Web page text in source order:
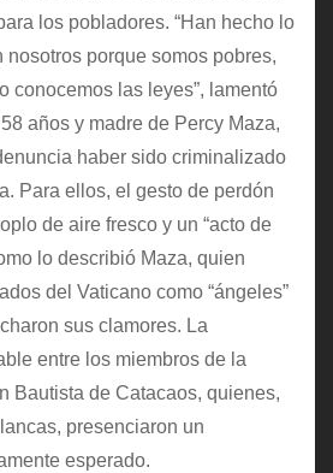
los pobladores. “Han hecho lo
porque somos pobres,
conocemos las leyes”, lamentó
años y madre de Percy Maza,
haber sido criminalizado
Para ellos, el gesto de perdón
de aire fresco y un “acto de
lo describió Maza, quien
del Vaticano como “ángeles”
sus clamores. La
entre los miembros de la
Bautista de Catacaos, quienes,
presenciaron un
esperado.